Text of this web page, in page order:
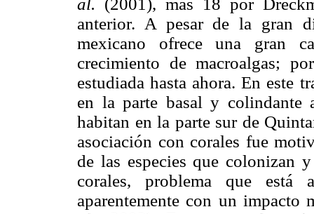
anterior. A pesar de la gran
mexicano ofrece una gran
crecimiento de macroalgas;
estudiada hasta ahora. En este
en la parte basal y
habitan en la parte sur de
asociación con corales fue
de las especies que colonizan
corales, problema que está
aparentemente con un